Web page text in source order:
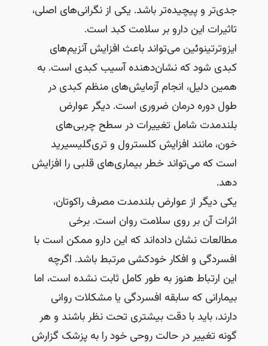
جدی‌تر و پیچیده‌تر باشد. یکی از نگرانی‌های اصلی،
تاثیرات این دارو بر سلامت کبد است.
ایزوترتینوئین می‌تواند باعث افزایش آنزیم‌های
کبدی شود که نشان‌دهنده آسیب کبدی است. به
همین دلیل، انجام آزمایش‌های منظم کبدی در
طول دوره درمان ضروری است. دیگر عوارض
بلندمدت شامل تغییرات در سطح چربی‌های
خون، مانند افزایش کلسترول و تری‌گلیسیرید
است که می‌تواند خطر بیماری‌های قلبی را افزایش
دهد.
یکی دیگر از عوارض بلندمدت مصرف راکوتان،
اثرات آن بر روی سلامت روان است. برخی
مطالعات نشان داده‌اند که این دارو ممکن است با
افسردگی و افکار خودکشی مرتبط باشد. اگرچه
این ارتباط هنوز به طور کامل ثابت نشده است، اما
بیمارانی که سابقه افسردگی یا مشکلات روانی
دارند، باید با دقت بیشتری تحت نظر باشند و هر
گونه تغییر در حالت روحی خود را به پزشک گزارش